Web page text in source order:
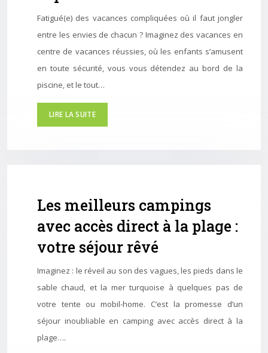
Fatigué(e) des vacances compliquées où il faut jongler
entre les envies de chacun ? Imaginez des vacances en
centre de vacances réussies, où les enfants s’amusent
en toute sécurité, vous vous détendez au bord de la
piscine, et le tout…
LIRE LA SUITE
Les meilleurs campings
avec accès direct à la plage :
votre séjour rêvé
Imaginez : le réveil au son des vagues, les pieds dans le
sable chaud, et la mer turquoise à quelques pas de
votre tente ou mobil-home. C’est la promesse d’un
séjour inoubliable en camping avec accès direct à la
plage….